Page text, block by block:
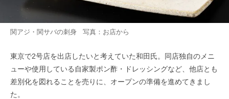
関アジ・関サバの刺身 写真：お店から
東京で2号店を出店したいと考えていた和田氏。同店独自のメニ
ューや使用している自家製ポン酢・ドレッシングなど、他店とも
差別化を図れることを売りに、オープンの準備を進めてきまし
た。